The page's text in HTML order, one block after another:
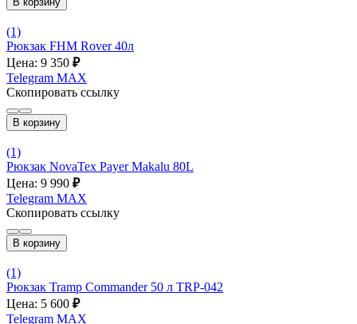
(1)
Рюкзак FHM Rover 40л
Цена: 9 350 ₽
Telegram MAX
Скопировать ссылку
В корзину
(1)
Рюкзак NovaTex Payer Makalu 80L
Цена: 9 990 ₽
Telegram MAX
Скопировать ссылку
В корзину
(1)
Рюкзак Tramp Commander 50 л TRP-042
Цена: 5 600 ₽
Telegram MAX